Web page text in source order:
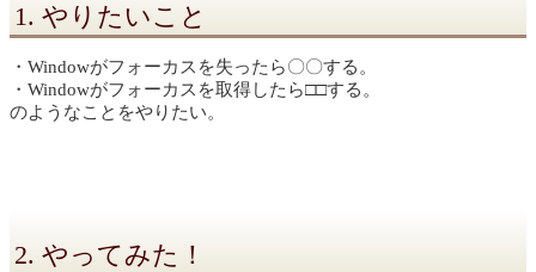
1. やりたいこと
・Windowがフォーカスを失ったら〇〇する。
・Windowがフォーカスを取得したら□□する。
のようなことをやりたい。
2. やってみた！